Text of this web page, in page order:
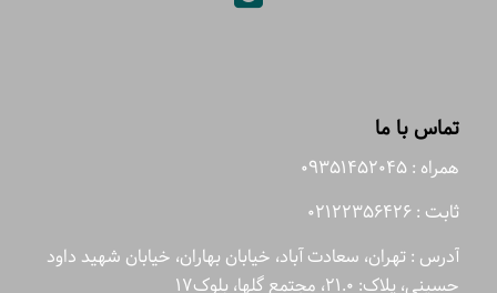
تماس با ما
همراه : 09351452045
ثابت : 02122356426
آدرس : تهران، سعادت آباد، خیابان بهاران، خیابان شهید داود
حسینی، پلاک: 21.0، مجتمع گلها، بلوک17